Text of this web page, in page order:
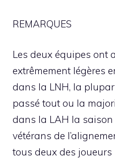
REMARQUES
Les deux équipes ont
extrêmement légères
dans la LNH, la
passé tout ou la
dans la LAH la saison
vétérans de
tous deux des joueurs